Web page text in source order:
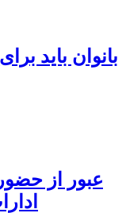
بانوان باید
عبور از